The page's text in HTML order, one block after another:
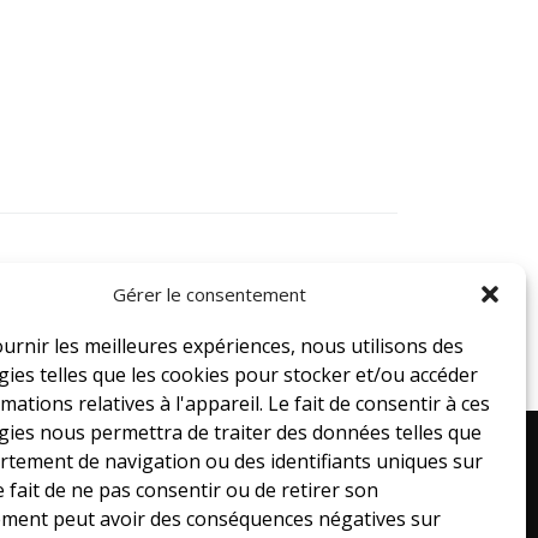
Gérer le consentement
les meilleures expériences, nous utilisons des
telles que les cookies pour stocker et/ou accéder
relatives à l'appareil. Le fait de consentir à ces
nous permettra de traiter des données telles que
de navigation ou des identifiants uniques sur
fait de ne pas consentir ou de retirer son
peut avoir des conséquences négatives sur
Laval, 1-800-663-2833